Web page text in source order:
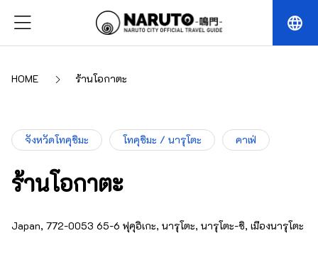
language
HOME ร้านโอกาตะ
จังหวัดโทคุชิมะ โทคุชิมะ / นารุโตะ คาเฟ่
ร้านโอกาตะ
Japan, 772-0053 65-6 ฟุคุอิเกะ, นารุโตะ, นารุโตะ-ชิ, เมืองนารุโตะ